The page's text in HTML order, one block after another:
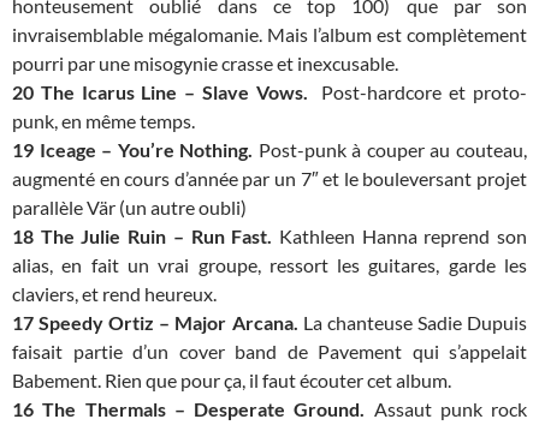
honteusement oublié dans ce top 100) que par son
invraisemblable mégalomanie. Mais l’album est complètement
pourri par une misogynie crasse et inexcusable.
20 The Icarus Line – Slave Vows. Post-hardcore et proto-
punk, en même temps.
19 Iceage – You’re Nothing. Post-punk à couper au couteau,
augmenté en cours d’année par un 7″ et le bouleversant projet
parallèle Vär (un autre oubli)
18 The Julie Ruin – Run Fast. Kathleen Hanna reprend son
alias, en fait un vrai groupe, ressort les guitares, garde les
claviers, et rend heureux.
17 Speedy Ortiz – Major Arcana. La chanteuse Sadie Dupuis
faisait partie d’un cover band de Pavement qui s’appelait
Babement. Rien que pour ça, il faut écouter cet album.
16 The Thermals – Desperate Ground. Assaut punk rock